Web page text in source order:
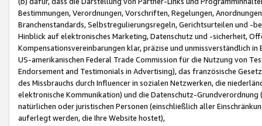
Bestimmungen, Verordnungen, Vorschriften, Regelungen,
Branchenstandards, Selbstregulierungsregeln, Gerichtsurteilen und -
Hinblick auf elektronisches Marketing, Datenschutz und -sicherheit,
Kompensationsvereinbarungen klar, präzise und unmissverständlich
US-amerikanischen Federal Trade Commission für die Nutzung von
Endorsement and Testimonials in Advertising), das französische
des Missbrauchs durch Influencer in sozialen Netzwerken, die
elektronische Kommunikation) und die Datenschutz-
natürlichen oder juristischen Personen (einschließlich aller
auferlegt werden, die Ihre Website hostet),